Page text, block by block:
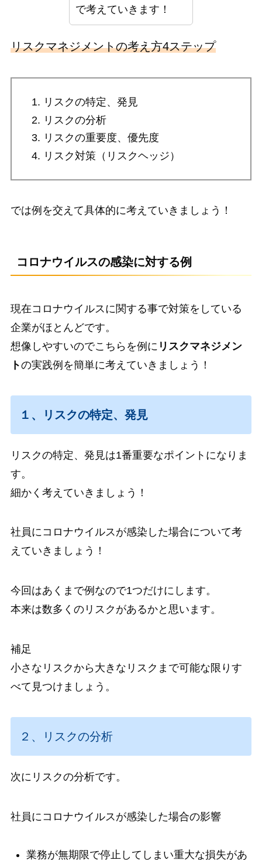
で考えていきます！
リスクマネジメントの考え方4ステップ
リスクの特定、発見
リスクの分析
リスクの重要度、優先度
リスク対策（リスクヘッジ）
では例を交えて具体的に考えていきましょう！
コロナウイルスの感染に対する例
現在コロナウイルスに関する事で対策をしている
企業がほとんどです。
想像しやすいのでこちらを例に リスクマネジメン
トの実践例を簡単に考えていきましょう！
１、リスクの特定、発見
リスクの特定、発見は1番重要なポイントになりま
す。
細かく考えていきましょう！
社員にコロナウイルスが感染した場合について考
えていきましょう！
今回はあくまで例なので1つだけにします。
本来は数多くのリスクがあるかと思います。
補足
小さなリスクから大きなリスクまで可能な限りす
べて見つけましょう。
２、リスクの分析
次にリスクの分析です。
社員にコロナウイルスが感染した場合の影響
業務が無期限で停止してしまい重大な損失があ